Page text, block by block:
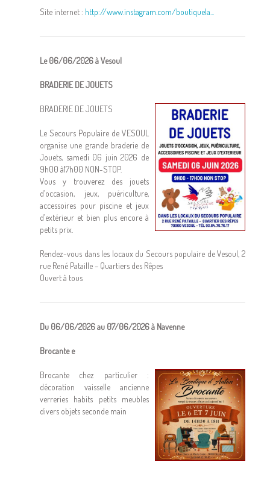
Site internet : http://www.instagram.com/boutiquela...
Le 06/06/2026 à Vesoul
BRADERIE DE JOUETS
BRADERIE DE JOUETS
Le Secours Populaire de VESOUL
organise une grande braderie de
Jouets, samedi 06 juin 2026 de
9h00 à17h00 NON-STOP.
Vous y trouverez des jouets
d’occasion, jeux, puériculture,
accessoires pour piscine et jeux
d’extérieur et bien plus encore à
petits prix.
Rendez-vous dans les locaux du Secours populaire de Vesoul, 2
rue René Pataille – Quartiers des Rêpes
Ouvert à tous
Du 06/06/2026 au 07/06/2026 à Navenne
Brocante e
Brocante chez particulier :
décoration vaisselle ancienne
verreries habits petits meubles
divers objets seconde main